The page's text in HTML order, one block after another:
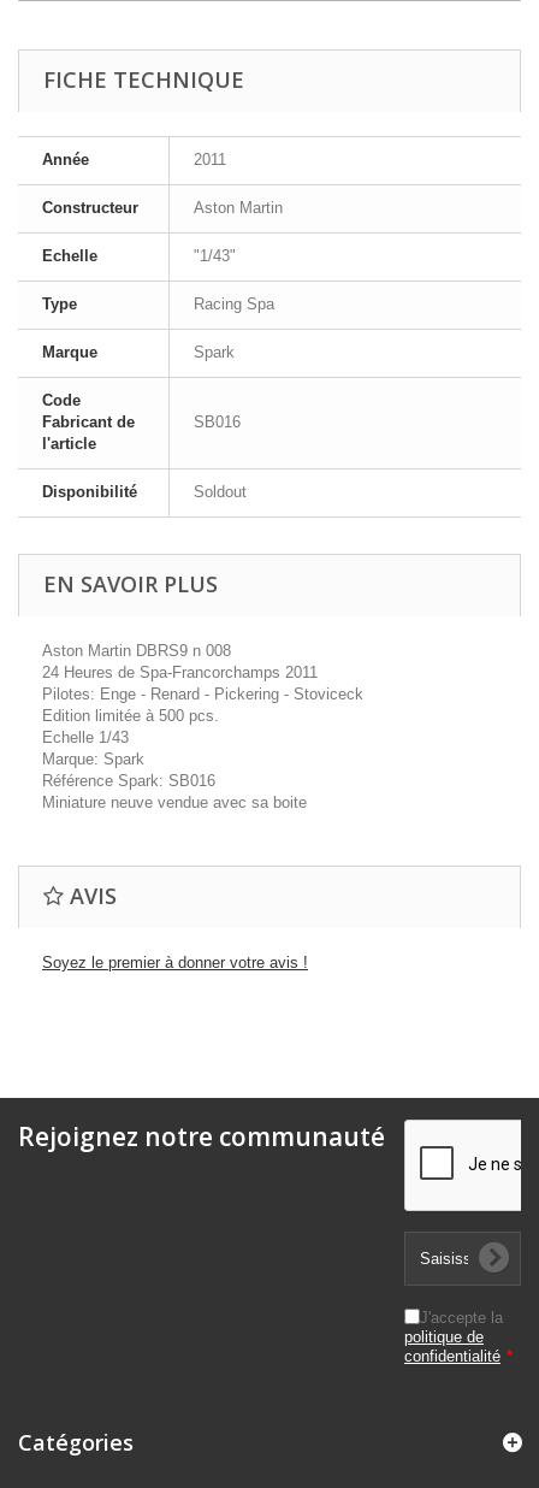
FICHE TECHNIQUE
Année 2011
Constructeur Aston Martin
Echelle "1/43"
Type Racing Spa
Marque Spark
Code
Fabricant de
l'article
SB016
Disponibilité Soldout
EN SAVOIR PLUS
Aston Martin DBRS9 n 008
24 Heures de Spa-Francorchamps 2011
Pilotes: Enge - Renard - Pickering - Stoviceck
Edition limitée à 500 pcs.
Echelle 1/43
Marque: Spark
Référence Spark: SB016
Miniature neuve vendue avec sa boite
AVIS
Soyez le premier à donner votre avis !
Rejoignez notre communauté
J'accepte la
politique de
confidentialité *
Catégories